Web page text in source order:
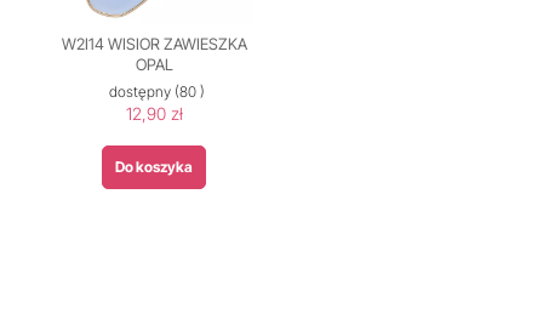
W2I14 WISIOR ZAWIESZKA
OPAL
dostępny (80 )
12,90 zł
Do koszyka